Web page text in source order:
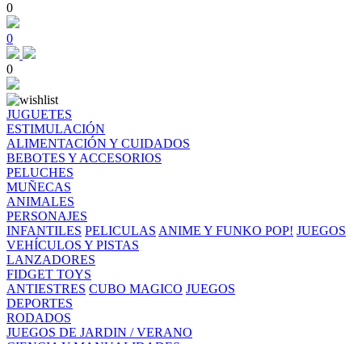
0
0
0
JUGUETES
ESTIMULACIÓN
ALIMENTACIÓN Y CUIDADOS
BEBOTES Y ACCESORIOS
PELUCHES
MUÑECAS
ANIMALES
PERSONAJES
INFANTILES PELICULAS ANIME Y FUNKO POP! JUEGOS
VEHÍCULOS Y PISTAS
LANZADORES
FIDGET TOYS
ANTIESTRES CUBO MAGICO JUEGOS
DEPORTES
RODADOS
JUEGOS DE JARDIN / VERANO